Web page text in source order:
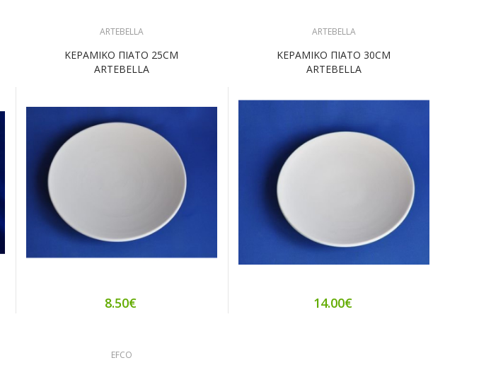
ARTEBELLA
ΚΕΡΑΜΙΚΟ ΠΙΑΤΟ 25CM
ARTEBELLA
8.50€
ARTEBELLA
ΚΕΡΑΜΙΚΟ ΠΙΑΤΟ 30CM
ARTEBELLA
14.00€
EFCO